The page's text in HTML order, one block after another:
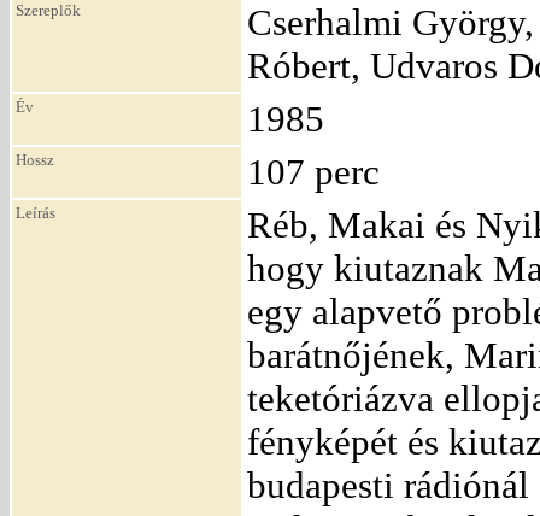
Szereplők
Cserhalmi
Róbert, Udvaros
Év 1985
Hossz 107 perc
Leírás
Réb, Makai és
hogy kiutaznak
egy alapvető
barátnőjének,
teketóriázva
fényképét és
budapesti